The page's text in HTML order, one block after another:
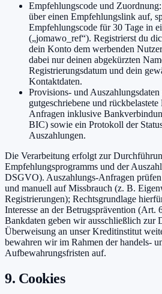
Empfehlungscode und
über einen Empfehlungslink auf,
Empfehlungscode für 30 Tage in
(„jomawo_ref“). Registrierst du
dein Konto dem werbenden
dabei nur deinen abgekürzten
Registrierungsdatum und dein
Kontaktdaten.
Provisions- und
gutgeschriebene und
Anfragen inklusive
BIC) sowie ein Protokoll der
Auszahlungen.
Die Verarbeitung erfolgt zur
Empfehlungsprogramms und der
DSGVO). Auszahlungs-Anfragen
und manuell auf Missbrauch (z. B.
Registrierungen); Rechtsgrundlage
Interesse an der Betrugsprävention
Bankdaten geben wir ausschließlich zur
Überweisung an unser Kreditinstitut
bewahren wir im Rahmen der handels-
Aufbewahrungsfristen auf.
9. Cookies